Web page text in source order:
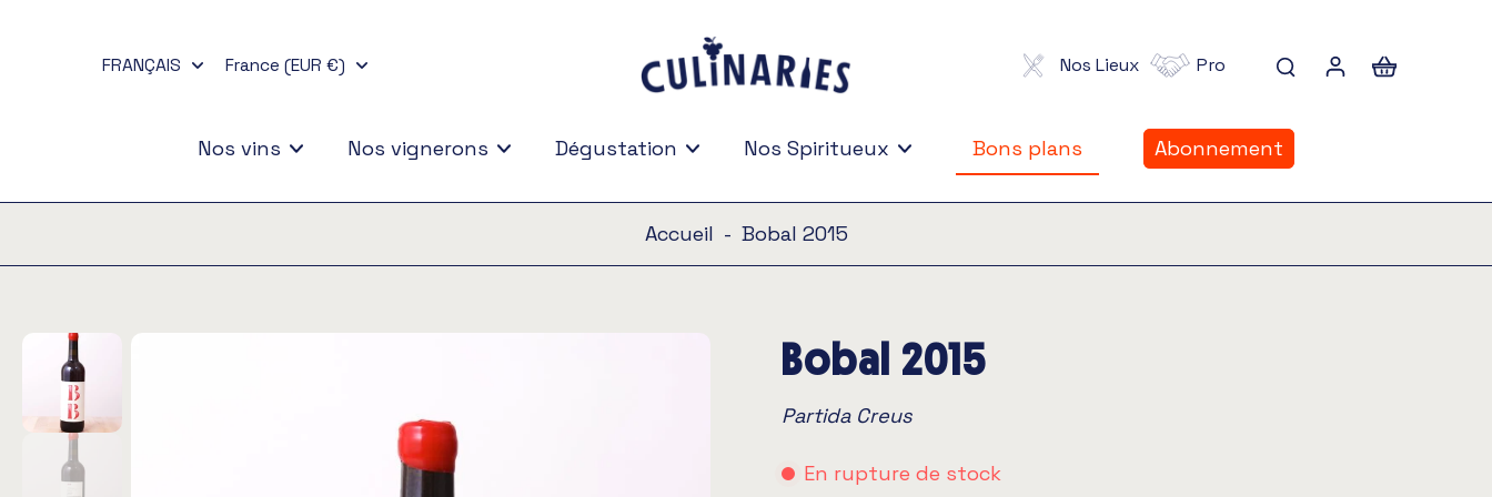
FRANÇAIS France (EUR €) Nos Lieux Pro
Nos vins Nos vignerons Dégustation Nos Spiritueux
Bons plans
Bons plans
Abonnement
Accueil - Bobal 2015
Passer
aux
informations
sur
le
Bobal 2015
Partida Creus
En rupture de stock